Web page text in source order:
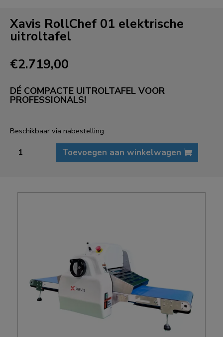
Xavis RollChef 01 elektrische
uitroltafel
€2.719,00
DÉ COMPACTE UITROLTAFEL VOOR
PROFESSIONALS!
Beschikbaar via nabestelling
RollChef
Toevoegen aan winkelwagen